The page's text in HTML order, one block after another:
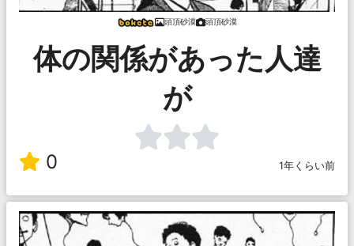
頭頂砂漠 頭頂砂漠
体の関係があった人達
が
0 1年くらい前